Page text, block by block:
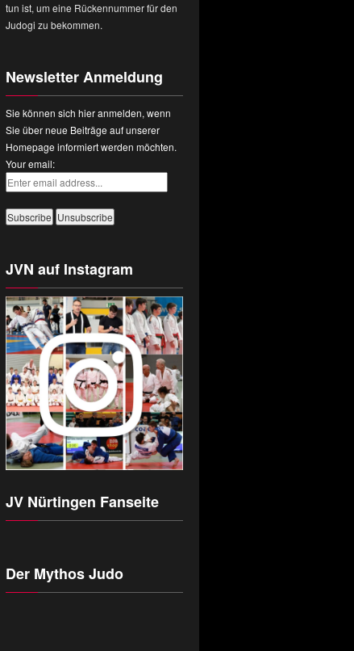
tun ist, um eine Rückennummer für den
Judogi zu bekommen.
Newsletter Anmeldung
Sie können sich hier anmelden, wenn
Sie über neue Beiträge auf unserer
Homepage informiert werden möchten.
Your email:
JVN auf Instagram
JV Nürtingen Fanseite
Der Mythos Judo